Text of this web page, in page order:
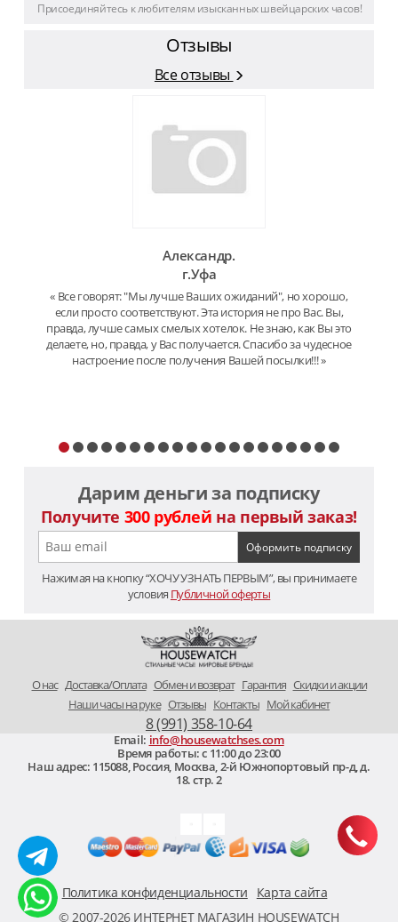
Присоединяйтесь к любителям изысканных швейцарских часов!
Отзывы
Все отзывы
Александр.
г.Уфа
« Все говорят: "Мы лучше Ваших ожиданий", но хорошо,
если просто соответствуют. Эта история не про Вас. Вы,
правда, лучше самых смелых хотелок. Не знаю, как Вы это
делаете, но, правда, у Вас получается. Спасибо за чудесное
настроение после получения Вашей посылки!!! »
Дарим деньги за подписку
Получите 300 рублей на первый заказ!
Нажимая на кнопку “ХОЧУ УЗНАТЬ ПЕРВЫМ”, вы принимаете
условия Публичной оферты
O нас Доставка/Оплата Обмен и возврат Гарантия Скидки и акции
Наши часы на руке Отзывы Контакты Мой кабинет
8 (991) 358-10-64
Политика конфиденциальности Карта сайта
Email: info@housewatchses.com
Время работы: c 11:00 до 23:00
Наш адрес: 115088, Россия, Москва 2-й Южнопортовый пр-д, д.
18. стр. 2
© 2007-2026 ИНТЕРНЕТ МАГАЗИН HOUSEWATCH